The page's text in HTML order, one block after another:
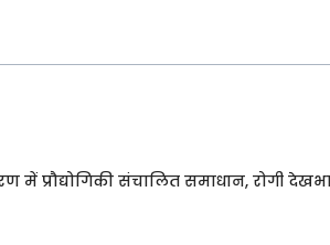
प्रौद्योगिकी संचालित समाधान, रोगी